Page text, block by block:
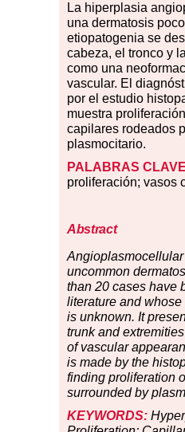
La hiperplasia
una dermatosis
etiopatogenia se de
cabeza, el tronco y
como una
vascular. El
por el estudio
muestra
capilares rodeados
plasmocitario.
PALABRAS
proliferación; vasos
Abstract
uncommon
than 20 cases have
literature and
is unknown. It
trunk and
of vascular
is made by the
finding proliferation
surrounded by
KEYWORDS: